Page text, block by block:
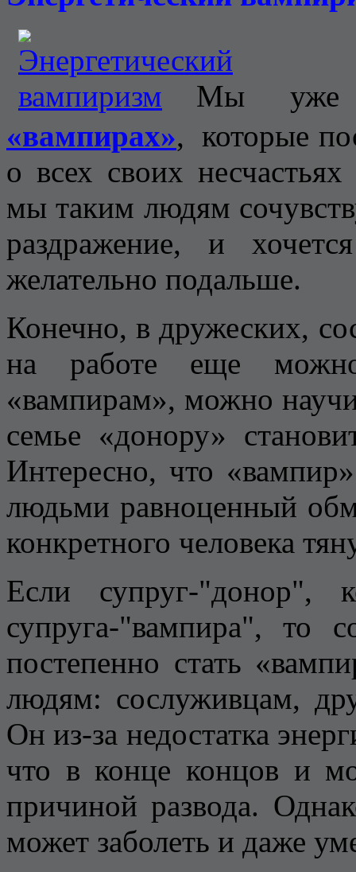
Мы уже
«вампирах», которые
о всех своих
мы таким людям
раздражение, и
желательно подальше.
Конечно, в дружеских,
на работе еще
«вампирам», можно
семье «донору»
Интересно, что
людьми равноценный
конкретного человека
Если супруг-"донор",
супруга-"вампира",
постепенно стать
людям: сослуживцам,
Он из-за недостатка
что в конце концов и
причиной развода.
может заболеть и даже